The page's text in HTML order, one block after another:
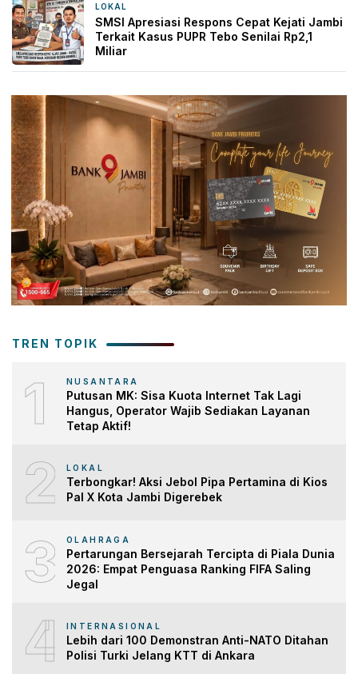
LOKAL
SMSI Apresiasi Respons Cepat Kejati Jambi
Terkait Kasus PUPR Tebo Senilai Rp2,1
Miliar
TREN TOPIK
1 NUSANTARA
Putusan MK: Sisa Kuota Internet Tak Lagi
Hangus, Operator Wajib Sediakan Layanan
Tetap Aktif!
2 LOKAL
Terbongkar! Aksi Jebol Pipa Pertamina di Kios
Pal X Kota Jambi Digerebek
3 OLAHRAGA
Pertarungan Bersejarah Tercipta di Piala Dunia
2026: Empat Penguasa Ranking FIFA Saling
Jegal
4 INTERNASIONAL
Lebih dari 100 Demonstran Anti-NATO Ditahan
Polisi Turki Jelang KTT di Ankara